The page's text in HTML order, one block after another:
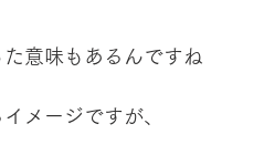
意味もあるんですね
メージですが、